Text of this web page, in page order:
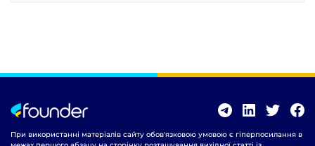
При використанні матеріалів сайту обов'язковою умовою є гіперпосилання в